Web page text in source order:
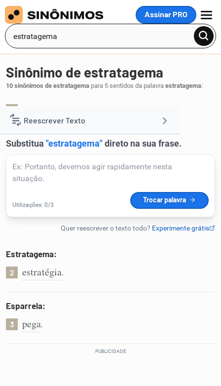
Assinar PRO
MENU
Reescrever Texto
Resumir Texto
Corrigir Texto
Detector de IA
Humanizador de IA
Caça-palavras
Sinônimo de estratagema
10 sinônimos de estratagema para 5 sentidos da palavra estratagema:
Estratagema:
2 estratégia.
Esparrela:
3 pega.